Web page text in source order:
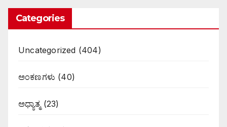
Categories
Uncategorized (404)
ಅಂಕಣಗಳು (40)
ಅಧ್ಯಾತ್ಮ(23)